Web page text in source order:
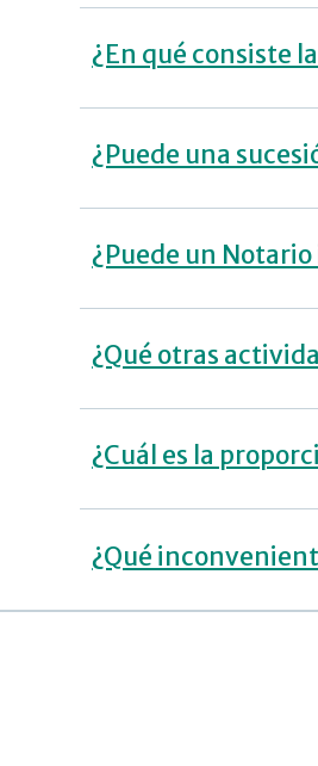
¿En qué consiste
¿Puede una
¿Puede un
¿Qué otras
¿Cuál es la
¿Qué